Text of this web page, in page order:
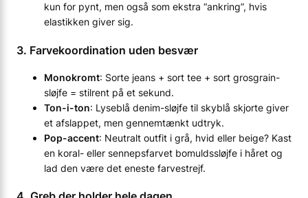
kun for pynt, men også som ekstra “ankring”, hvis
elastikken giver sig.
3. Farvekoordination uden besvær
Monokromt: Sorte jeans + sort tee + sort grosgrain-
sløjfe = stilrent på et sekund.
Ton-i-ton: Lyseblå denim-sløjfe til skyblå skjorte giver
et afslappet, men gennemtænkt udtryk.
Pop-accent: Neutralt outfit i grå, hvid eller beige? Kast
en koral- eller sennepsfarvet bomuldssløjfe i håret og
lad den være det eneste farvestrejf.